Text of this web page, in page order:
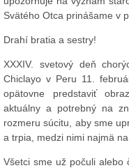
Svätého Otca prinášame v
Drahí bratia a sestry!
XXXIV. svetový deň
Chiclayo v Peru 11.
opätovne predstaviť
aktuálny a potrebný na
rozmeru súcitu, aby sme
a trpia, medzi nimi najmä na
Všetci sme už počuli alebo